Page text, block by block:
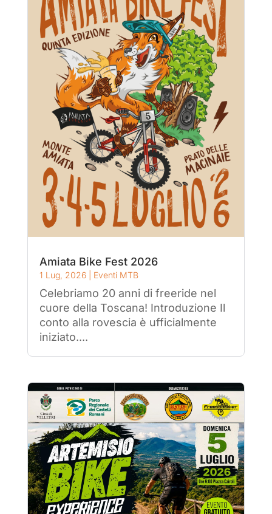
Amiata Bike Fest 2026
1 Lug, 2026| Eventi MTB
Celebriamo 20 anni di freeride nel
cuore della Toscana! Introduzione Il
conto alla rovescia è ufficialmente
iniziato....